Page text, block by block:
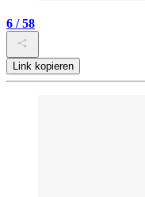
6 / 58
Link kopieren